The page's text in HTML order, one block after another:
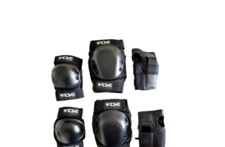
Schoner TSG Basic Set Größe: L